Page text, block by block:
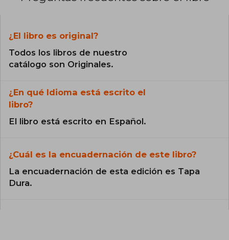
¿El libro es original?
Todos los libros de nuestro
catálogo son Originales.
¿En qué Idioma está escrito el
libro?
El libro está escrito en Español.
¿Cuál es la encuadernación de este libro?
La encuadernación de esta edición es Tapa
Dura.